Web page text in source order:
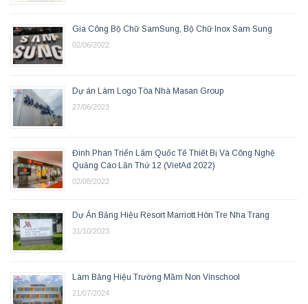
Gia Công Bộ Chữ SamSung, Bộ Chữ Inox Sam Sung
02/06/2022
Dự án Làm Logo Tòa Nhà Masan Group
27/06/2023
Đinh Phan Triển Lãm Quốc Tế Thiết Bị Và Công Nghệ
Quảng Cáo Lần Thứ 12 (VietAd 2022)
02/08/2022
Dự Án Bảng Hiệu Resort Marriott Hòn Tre Nha Trang
31/10/2023
Làm Bảng Hiệu Trường Mầm Non Vinschool
21/07/2024